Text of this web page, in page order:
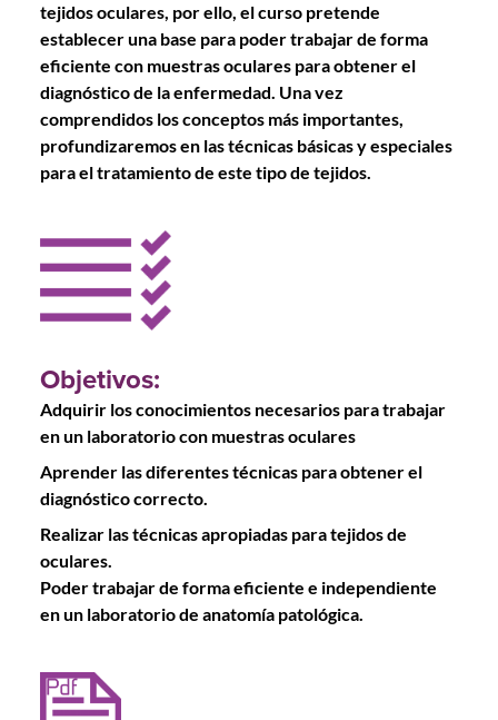
tejidos oculares, por ello, el curso pretende
establecer una base para poder trabajar de forma
eficiente con muestras oculares para obtener el
diagnóstico de la enfermedad. Una vez
comprendidos los conceptos más importantes,
profundizaremos en las técnicas básicas y especiales
para el tratamiento de este tipo de tejidos.
Objetivos:
Adquirir los conocimientos necesarios para trabajar
en un laboratorio con muestras oculares
Aprender las diferentes técnicas para obtener el
diagnóstico correcto.
Realizar las técnicas apropiadas para tejidos de
oculares.
Poder trabajar de forma eficiente e independiente
en un laboratorio de anatomía patológica.